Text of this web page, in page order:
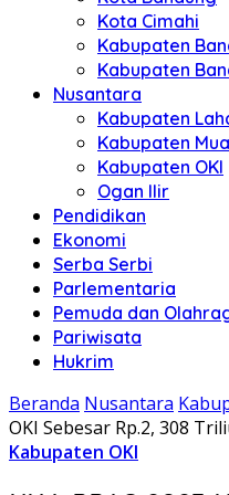
Kota Cimahi
Kabupaten
Kabupaten
Nusantara
Kabupaten
Kabupaten
Kabupaten OKI
Ogan Ilir
Pendidikan
Ekonomi
Serba Serbi
Parlementaria
Pemuda dan
Pariwisata
Hukrim
Beranda Nusantara
OKI Sebesar Rp.2, 308
Kabupaten OKI